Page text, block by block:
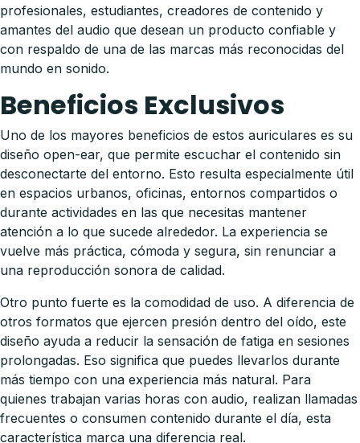
profesionales, estudiantes, creadores de contenido y
amantes del audio que desean un producto confiable y
con respaldo de una de las marcas más reconocidas del
mundo en sonido.
Beneficios Exclusivos
Uno de los mayores beneficios de estos auriculares es su
diseño open-ear, que permite escuchar el contenido sin
desconectarte del entorno. Esto resulta especialmente útil
en espacios urbanos, oficinas, entornos compartidos o
durante actividades en las que necesitas mantener
atención a lo que sucede alrededor. La experiencia se
vuelve más práctica, cómoda y segura, sin renunciar a
una reproducción sonora de calidad.
Otro punto fuerte es la comodidad de uso. A diferencia de
otros formatos que ejercen presión dentro del oído, este
diseño ayuda a reducir la sensación de fatiga en sesiones
prolongadas. Eso significa que puedes llevarlos durante
más tiempo con una experiencia más natural. Para
quienes trabajan varias horas con audio, realizan llamadas
frecuentes o consumen contenido durante el día, esta
característica marca una diferencia real.